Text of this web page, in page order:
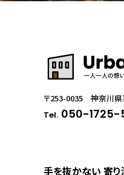
〒253-0035 神奈川県
Tel. 050-1725-
手を抜かない 寄り